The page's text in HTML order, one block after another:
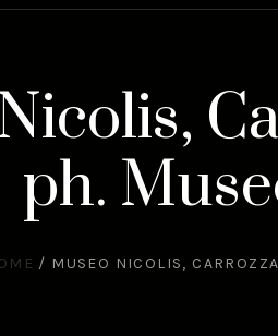
ph.
/ MUSEO NICOLIS,